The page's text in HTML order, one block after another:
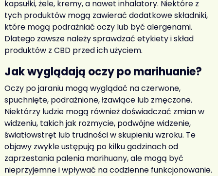
kapsułki, żele, kremy, a nawet inhalatory. Niektóre z
tych produktów mogą zawierać dodatkowe składniki,
które mogą podrażniać oczy lub być alergenami.
Dlatego zawsze należy sprawdzać etykiety i skład
produktów z CBD przed ich użyciem.
Jak wyglądają oczy po marihuanie?
Oczy po jaraniu mogą wyglądać na czerwone,
spuchnięte, podrażnione, łzawiące lub zmęczone.
Niektórzy ludzie mogą również doświadczać zmian w
widzeniu, takich jak rozmycie, podwójne widzenie,
światłowstręt lub trudności w skupieniu wzroku. Te
objawy zwykle ustępują po kilku godzinach od
zaprzestania palenia marihuany, ale mogą być
nieprzyjemne i wpływać na codzienne funkcjonowanie.